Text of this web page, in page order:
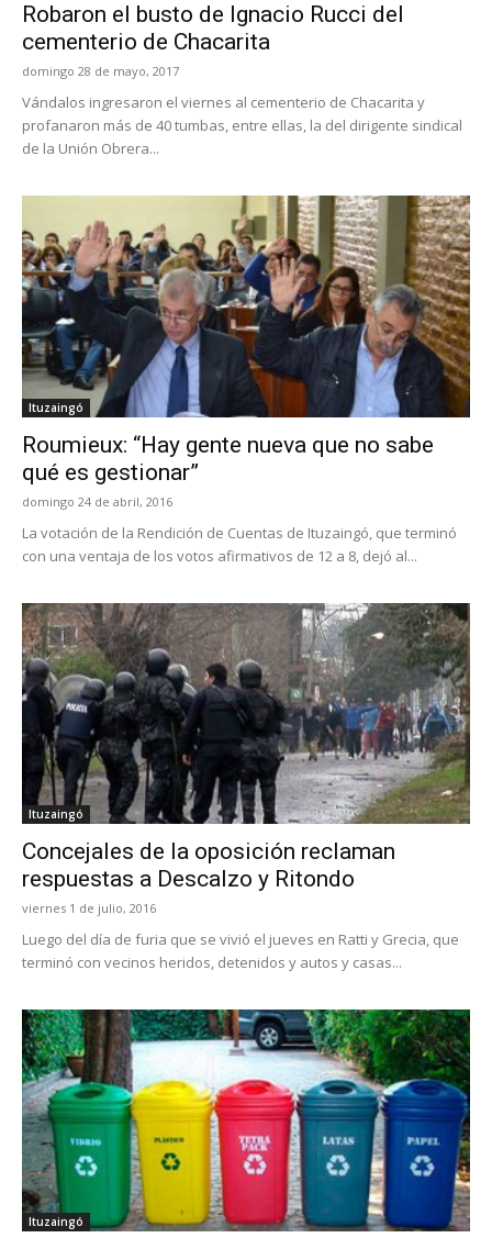
Robaron el busto de Ignacio Rucci del
cementerio de Chacarita
domingo 28 de mayo, 2017
Vándalos ingresaron el viernes al cementerio de Chacarita y
profanaron más de 40 tumbas, entre ellas, la del dirigente sindical
de la Unión Obrera...
Ituzaingó
Roumieux: “Hay gente nueva que no sabe
qué es gestionar”
domingo 24 de abril, 2016
La votación de la Rendición de Cuentas de Ituzaingó, que terminó
con una ventaja de los votos afirmativos de 12 a 8, dejó al...
Ituzaingó
Concejales de la oposición reclaman
respuestas a Descalzo y Ritondo
viernes 1 de julio, 2016
Luego del día de furia que se vivió el jueves en Ratti y Grecia, que
terminó con vecinos heridos, detenidos y autos y casas...
Ituzaingó